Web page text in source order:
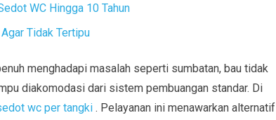
WC Hingga 10 Tahun
Tidak Tertipu
menghadapi masalah seperti sumbatan, bau tidak
diakomodasi dari sistem pembuangan standar. Di
wc per tangki . Pelayanan ini menawarkan alternatif